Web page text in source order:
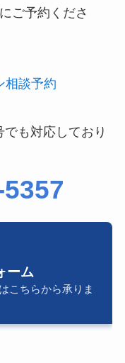
ご予約くださ
相談予約
も対応しており
ーム
こちらから承りま